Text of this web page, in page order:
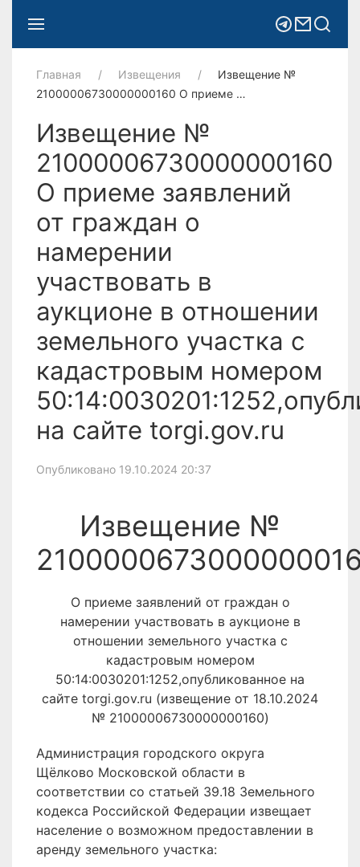
Главная Извещения
Извещение №
21000006730000000160 О приеме …
Извещение №
21000006730000000160
О приеме заявлений
от граждан о
намерении
участвовать в
аукционе в отношении
земельного участка с
кадастровым номером
на сайте torgi.gov.ru
Опубликовано 19.10.2024 20:37
Извещение №
О приеме заявлений от граждан о
намерении участвовать в аукционе в
отношении земельного участка с
кадастровым номером
50:14:0030201:1252,опубликованное на
сайте torgi.gov.ru (извещение от 18.10.2024
№ 21000006730000000160)
Администрация городского округа
Щёлково Московской области в
соответствии со статьей 39.18 Земельного
кодекса Российской Федерации извещает
население о возможном предоставлении в
аренду земельного участка: